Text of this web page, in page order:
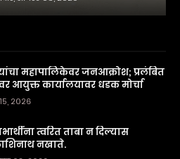
महापालिकेवर जनआक्रोश; प्रलंबित
आयुक्त कार्यालयावर धडक मोर्चा
२०२६
त्वरित ताबा न दिल्यास
नखाते.